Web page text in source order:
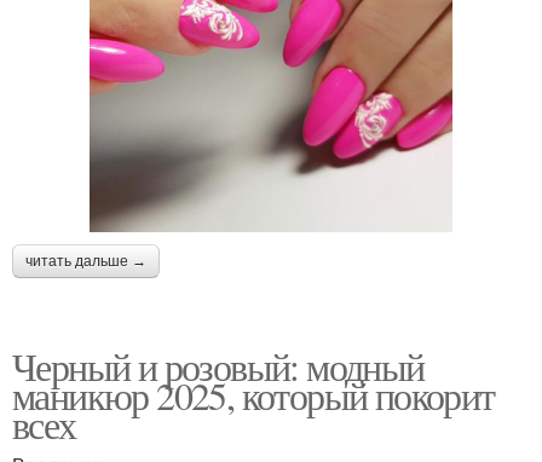
читать дальше →
Черный и розовый: модный
маникюр 2025, который покорит
всех